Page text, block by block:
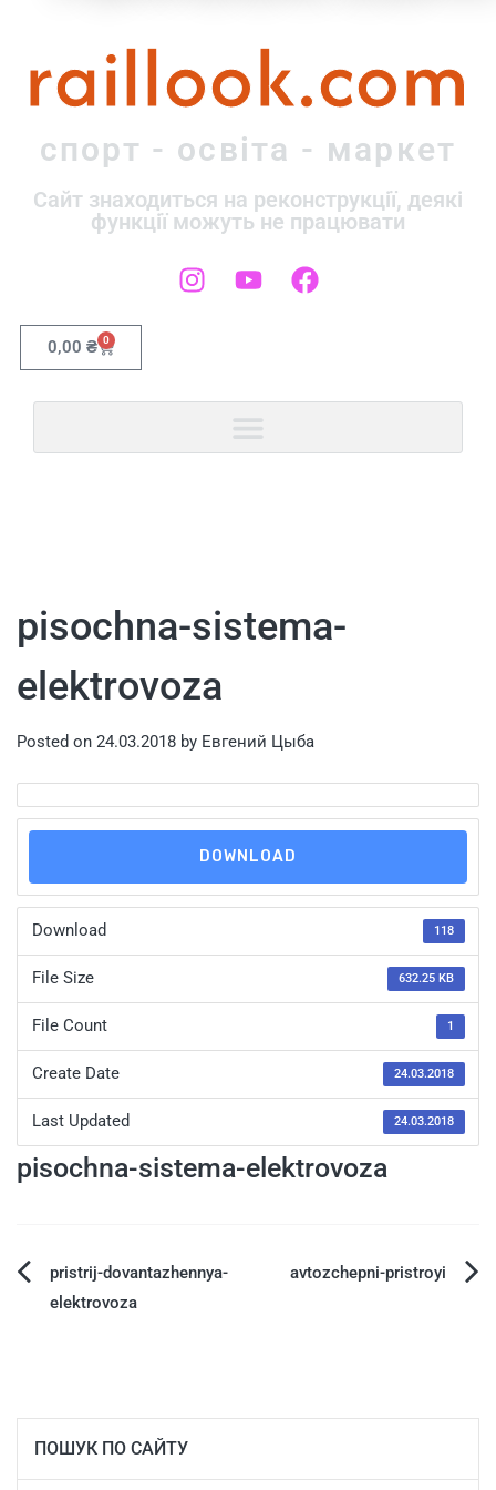
raillook.com
спорт - освіта - маркет
Сайт знаходиться на реконструкції, деякі
функції можуть не працювати
0,00 ₴ 0
pisochna-sistema-
elektrovoza
Posted on 24.03.2018 by Евгений Цыба
DOWNLOAD
Download 118
File Size 632.25 KB
File Count 1
Create Date 24.03.2018
Last Updated 24.03.2018
pisochna-sistema-elektrovoza
pristrij-dovantazhennya-
elektrovoza
avtozchepni-pristroyi
ПОШУК ПО САЙТУ